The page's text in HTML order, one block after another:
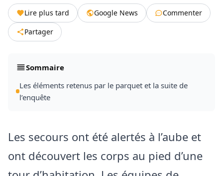
Lire plus tard Google News
Commenter
Partager
Sommaire
Les éléments retenus par le parquet et la suite de
l’enquête
Les secours ont été alertés à l’aube et
ont découvert les corps au pied d’une